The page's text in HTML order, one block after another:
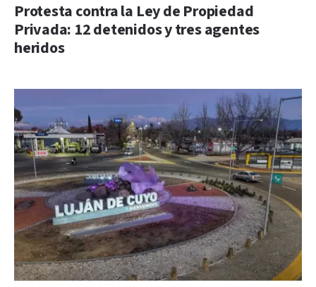
Protesta contra la Ley de Propiedad
Privada: 12 detenidos y tres agentes
heridos